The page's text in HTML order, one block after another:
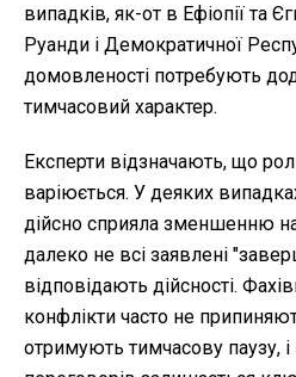
випадків, як-от в Ефіопії та
Руанди і Демократичної
домовленості потребують
тимчасовий характер.
Експерти відзначають, що
варіюється. У деяких
дійсно сприяла зменшенню
далеко не всі заявлені
відповідають дійсності.
конфлікти часто не
отримують тимчасову паузу,